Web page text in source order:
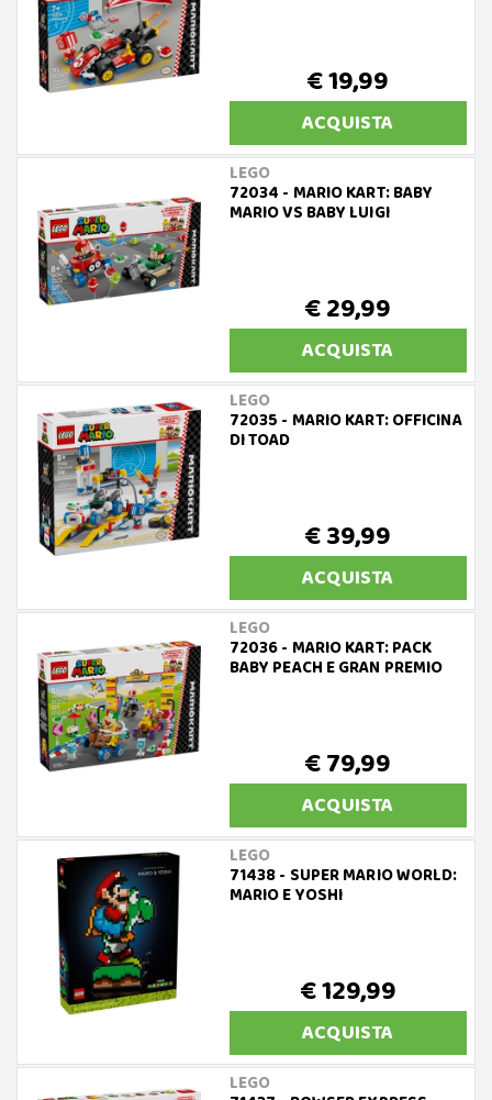
€ 19,99
ACQUISTA
LEGO
72034 - MARIO KART: BABY
MARIO VS BABY LUIGI
€ 29,99
ACQUISTA
LEGO
72035 - MARIO KART: OFFICINA
DI TOAD
€ 39,99
ACQUISTA
LEGO
72036 - MARIO KART: PACK
BABY PEACH E GRAN PREMIO
€ 79,99
ACQUISTA
LEGO
71438 - SUPER MARIO WORLD:
MARIO E YOSHI
€ 129,99
ACQUISTA
LEGO